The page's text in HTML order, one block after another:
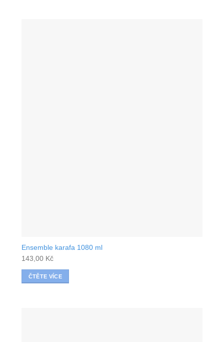
Ensemble karafa 1080 ml
143,00 Kč
ČTĚTE VÍCE